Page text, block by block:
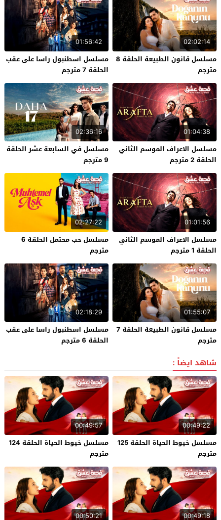
02:02:14
مسلسل قانون الطبيعة الحلقة 8
مترجم
01:56:42
مسلسل اسطنبول راسا على عقب
الحلقة 7 مترجم
01:04:38
مسلسل الاعراف الموسم الثاني
الحلقة 2 مترجم
02:36:16
مسلسل في السابعة عشر الحلقة
9 مترجم
01:01:56
مسلسل الاعراف الموسم الثاني
الحلقة 1 مترجم
02:27:22
مسلسل حب محتمل الحلقة 6
مترجم
01:55:07
مسلسل قانون الطبيعة الحلقة 7
مترجم
02:18:29
مسلسل اسطنبول راسا على عقب
الحلقة 6 مترجم
شاهد ايضاً :
00:49:22
مسلسل خيوط الحياة الحلقة 125
مترجم
00:49:57
مسلسل خيوط الحياة الحلقة 124
مترجم
00:49:18
00:50:21